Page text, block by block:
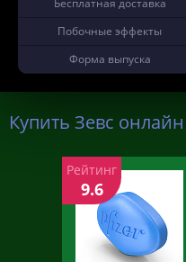
Бесплатная доставка
Побочные эффекты
Форма выпуска
Купить Зевс
Рейтинг
9.6